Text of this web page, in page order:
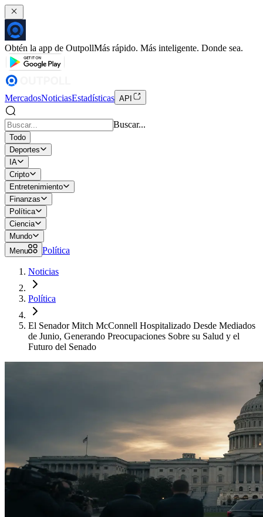
Obtén la app de OutpollMás rápido. Más inteligente. Donde sea.
MercadosNoticiasEstadísticas API
Buscar...
Todo
Deportes
IA
Cripto
Entretenimiento
Finanzas
Política
Ciencia
Mundo
Menu
Política
Noticias
Política
El Senador Mitch McConnell Hospitalizado Desde Mediados
de Junio, Generando Preocupaciones Sobre su Salud y el
Futuro del Senado